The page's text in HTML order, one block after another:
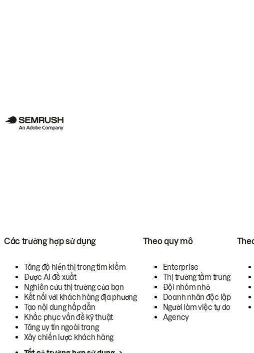
Các trường hợp sử dụng
Tăng độ hiển thị trong tìm kiếm
Được AI đề xuất
Nghiên cứu thị trường của bạn
Kết nối với khách hàng địa phương
Tạo nội dung hấp dẫn
Khắc phục vấn đề kỹ thuật
Tăng uy tín ngoài trang
Xây chiến lược khách hàng
Theo quy mô
Enterprise
Thị trường tầm trung
Đội nhóm nhỏ
Doanh nhân độc lập
Người làm việc tự do
Agency